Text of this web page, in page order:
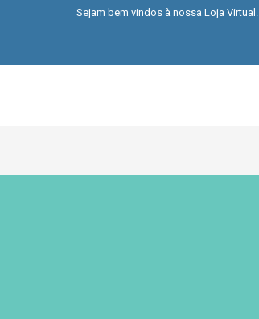
Sejam bem vindos à nossa Loja Virtual.